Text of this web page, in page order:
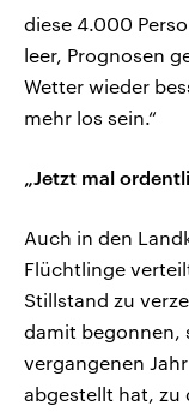
diese 4.000
leer, Prognosen
Wetter wieder
mehr los sein.“
„Jetzt mal
Auch in den
Flüchtlinge
Stillstand zu
damit begonnen,
vergangenen
abgestellt hat, zu